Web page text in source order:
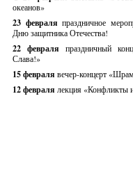
океанов»
23 февраляпраздничное
Дню защитника Отечества!
22 февраля праздничный
Слава!»
15 февраля вечер-концерт
12 февраля лекция «Конфликты